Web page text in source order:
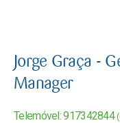
Jorge Graça -
Manager
Telemóvel: 917342844